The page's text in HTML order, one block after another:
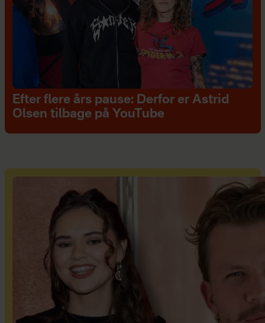
Efter flere års pause: Derfor er Astrid
Olsen tilbage på YouTube